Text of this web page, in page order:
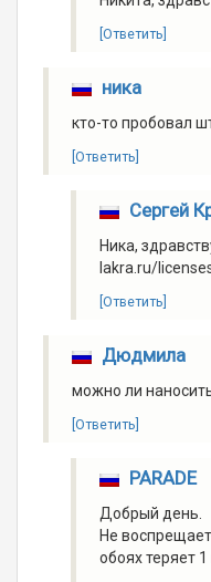
[Ответить]
ника
кто-то пробовал
[Ответить]
Сергей
Ника,
lakra.ru/
[Ответить]
Дюдмила
можно ли
[Ответить]
PARADE
Добрый день.
Не
обоях теряет